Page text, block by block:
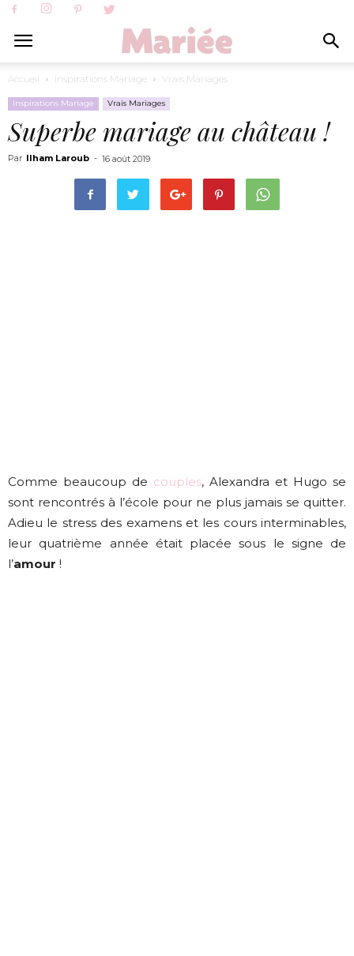
Accueil Inspirations Mariage Vrais Mariages
Inspirations Mariage Vrais Mariages
Superbe mariage au château !
Par Ilham Laroub - 16 août 2019
Comme beaucoup de couples, Alexandra et Hugo se
sont rencontrés à l’école pour ne plus jamais se quitter.
Adieu le stress des examens et les cours interminables,
leur quatrième année était placée sous le signe de
l’amour !